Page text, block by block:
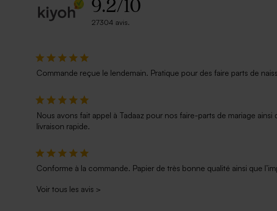
9.2/10
27304 avis.
Commande reçue le lendemain. Pratique pour des faire parts de
Nous avons fait appel à Tadaaz pour nos faire-parts de mariage
livraison rapide.
Conforme à la commande. Papier de très bonne qualité ainsi que
Voir tous les avis >